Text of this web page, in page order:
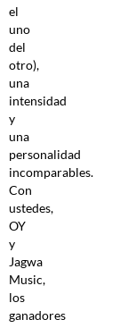
el
uno
del
otro),
una
intensidad
y
una
personalidad
incomparables.
Con
ustedes,
OY
y
Jagwa
Music,
los
ganadores